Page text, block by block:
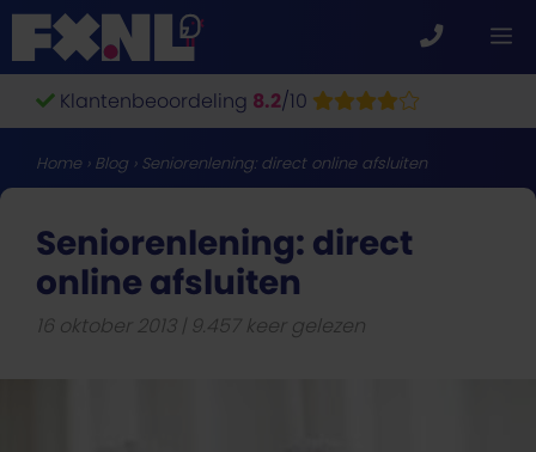
Ga
naar
de
inhoudKlantenbeoordeling 8.2/10
Home› Blog › Seniorenlening: direct online afsluiten
Seniorenlening: direct
online afsluiten
16 oktober 2013 9.457 keer gelezen